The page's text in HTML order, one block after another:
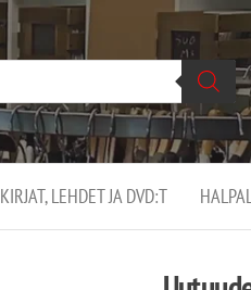
KIRJAT, LEHDET JA DVD:T